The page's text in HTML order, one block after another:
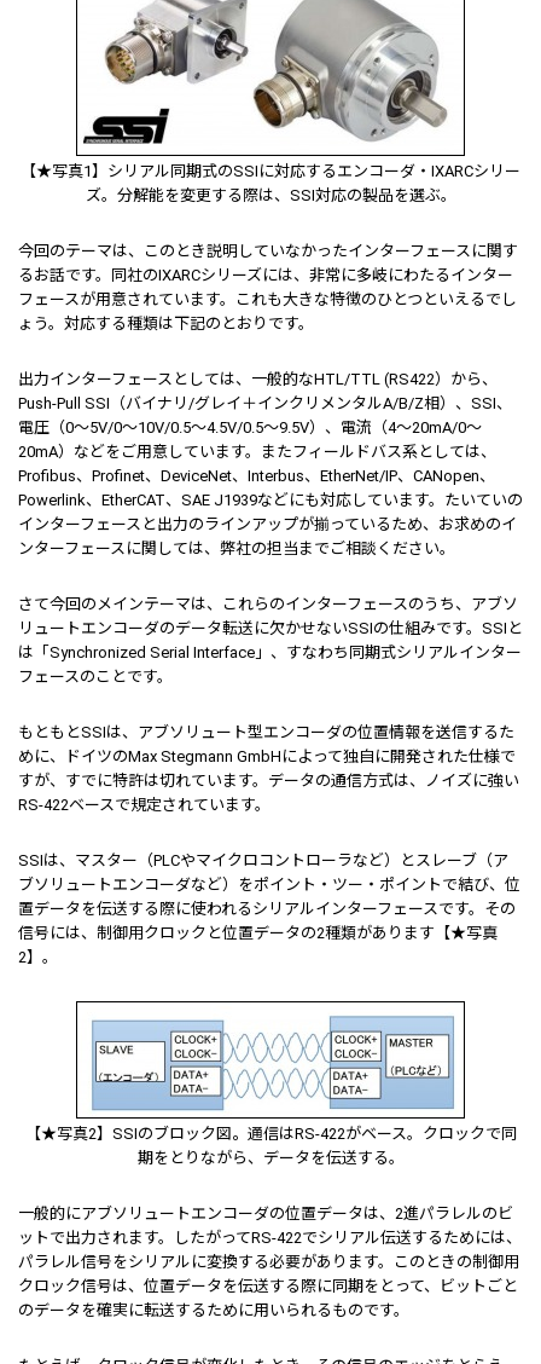
【★写真1】シリアル同期式のSSIに対応するエンコーダ・IXARCシリー
ズ。分解能を変更する際は、SSI対応の製品を選ぶ。
今回のテーマは、このとき説明していなかったインターフェースに関す
るお話です。同社のIXARCシリーズには、非常に多岐にわたるインター
フェースが用意されています。これも大きな特徴のひとつといえるでし
ょう。対応する種類は下記のとおりです。
出力インターフェースとしては、一般的なHTL/TTL (RS422）から、
Push-Pull SSI（バイナリ/グレイ＋インクリメンタルA/B/Z相）、SSI、
電圧（0～5V/0～10V/0.5～4.5V/0.5～9.5V）、電流（4～20mA/0～
20mA）などをご用意しています。またフィールドバス系としては、
Profibus、Profinet、DeviceNet、Interbus、EtherNet/IP、CANopen、
Powerlink、EtherCAT、SAE J1939などにも対応しています。たいていの
インターフェースと出力のラインアップが揃っているため、お求めのイ
ンターフェースに関しては、弊社の担当までご相談ください。
さて今回のメインテーマは、これらのインターフェースのうち、アブソ
リュートエンコーダのデータ転送に欠かせないSSIの仕組みです。SSIと
は「Synchronized Serial Interface」、すなわち同期式シリアルインター
フェースのことです。
もともとSSIは、アブソリュート型エンコーダの位置情報を送信するた
めに、ドイツのMax Stegmann GmbHによって独自に開発された仕様で
すが、すでに特許は切れています。データの通信方式は、ノイズに強い
RS-422ベースで規定されています。
SSIは、マスター（PLCやマイクロコントローラなど）とスレーブ（ア
ブソリュートエンコーダなど）をポイント・ツー・ポイントで結び、位
置データを伝送する際に使われるシリアルインターフェースです。その
信号には、制御用クロックと位置データの2種類があります【★写真
2】。
【★写真2】SSIのブロック図。通信はRS-422がベース。クロックで同
期をとりながら、データを伝送する。
一般的にアブソリュートエンコーダの位置データは、2進パラレルのビ
ットで出力されます。したがってRS-422でシリアル伝送するためには、
パラレル信号をシリアルに変換する必要があります。このときの制御用
クロック信号は、位置データを伝送する際に同期をとって、ビットごと
のデータを確実に転送するために用いられるものです。